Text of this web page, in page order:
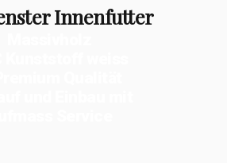
Innenfutter